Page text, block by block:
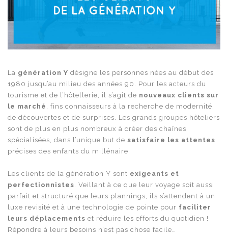
La génération Y désigne les personnes nées au début des
1980 jusqu’au milieu des années 90. Pour les acteurs du
tourisme et de l’hôtellerie, il s’agit de nouveaux clients sur
le marché
, fins connaisseurs à la recherche de modernité,
de découvertes et de surprises. Les grands groupes hôteliers
sont de plus en plus nombreux à créer des chaînes
spécialisées, dans l’unique but de satisfaire les attentes
précises des enfants du millénaire.
Les clients de la génération Y sont exigeants et
perfectionnistes . Veillant à ce que leur voyage soit aussi
parfait et structuré que leurs plannings, ils s’attendent à un
luxe revisité et à une technologie de pointe pour faciliter
leurs déplacements et réduire les efforts du quotidien !
Répondre à leurs besoins n’est pas chose facile…